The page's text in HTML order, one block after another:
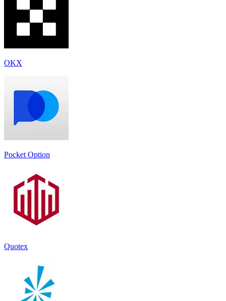
OKX
Pocket Option
Quotex